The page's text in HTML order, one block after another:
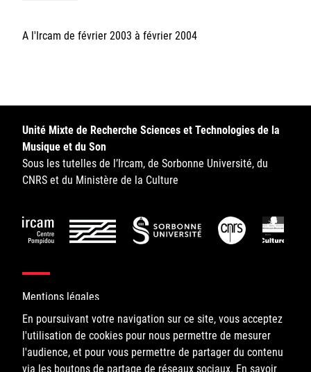
CNRS
Ministère de la Culture
Rester informé
Offres d'emplois/stages
A l'Ircam de février 2003 à février 2004
En poursuivant votre navigation sur ce site, vous acceptez
l'utilisation de cookies pour nous permettre de mesurer
l'audience, et pour vous permettre de partager du contenu
via les boutons de partage de réseaux sociaux. En savoir
Unité Mixte de Recherche Sciences et Technologies de la
Musique et du Son
Sous les tutelles de l’Ircam, de Sorbonne Université, du
CNRS et du Ministère de la Culture
Mentions légales
©IRCAM, 2026. All Rights Reserved.
1, place Igor-Stravinsky